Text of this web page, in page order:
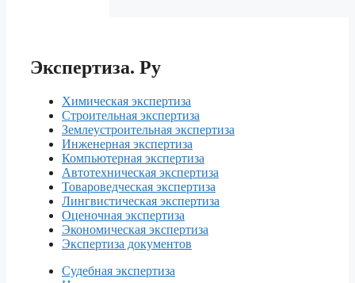
Экспертиза. Ру
Химическая экспертиза
Строительная экспертиза
Землеустроительная экспертиза
Инженерная экспертиза
Компьютерная экспертиза
Автотехническая экспертиза
Товароведческая экспертиза
Лингвистическая экспертиза
Оценочная экспертиза
Экономическая экспертиза
Экспертиза документов
Судебная экспертиза